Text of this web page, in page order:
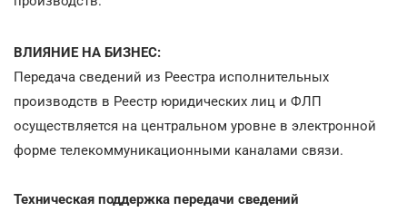
ВЛИЯНИЕ НА БИЗНЕС:
Передача сведений из Реестра исполнительных
производств в Реестр юридических лиц и ФЛП
осуществляется на центральном уровне в электронной
форме телекоммуникационными каналами связи.
Техническая поддержка передачи сведений